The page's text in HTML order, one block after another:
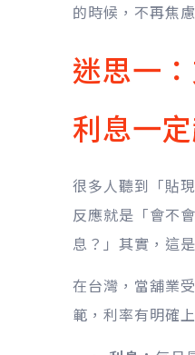
的時候，不再焦慮
迷思一
利息一
很多人聽到「貼
反應就是「會不
息？」其實，這
在台灣，當舖業
範，利率有明確上